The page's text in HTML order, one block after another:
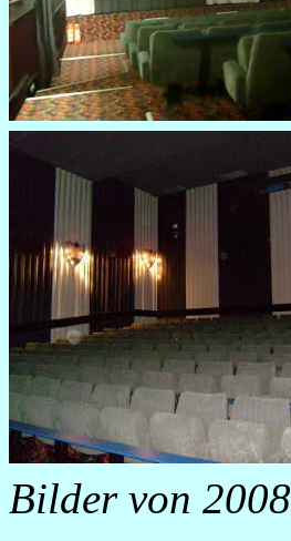
Bilder von 2008